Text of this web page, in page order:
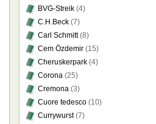
BVG-Streik (4)
C.H.Beck (7)
Carl Schmitt(8)
Cem Özdemir (15)
Cheruskerpark (4)
Corona (25)
Cremona (3)
Cuore tedesco (10)
Currywurst(7)